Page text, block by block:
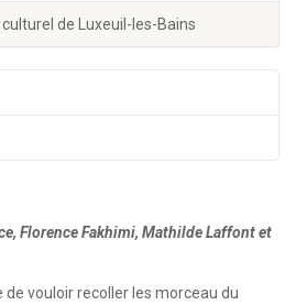
culturel de Luxeuil-les-Bains
Florence Fakhimi, Mathilde Laffont et
de vouloir recoller les morceau du